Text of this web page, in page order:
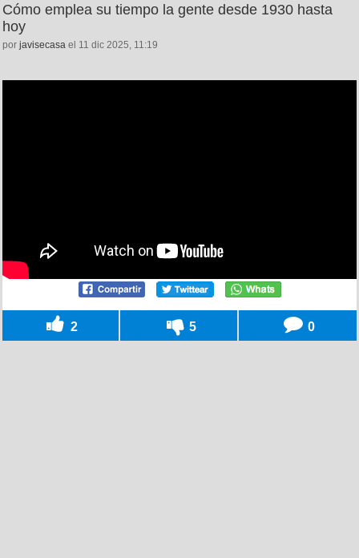
Cómo emplea su tiempo la gente desde 1930 hasta
hoy
por javisecasa el 11 dic 2025, 11:19
2 5 0